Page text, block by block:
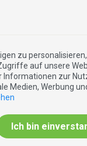
zu personalisieren,
auf unsere
Informationen zur
Medien, Werbung
Ich bin